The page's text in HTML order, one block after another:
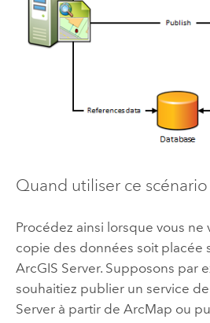
Quand utiliser ce scénario
Procédez ainsi lorsque vous ne
copie des données soit placée
ArcGIS Server. Supposons par
souhaitiez publier un service
Serverà partir de ArcMap ou